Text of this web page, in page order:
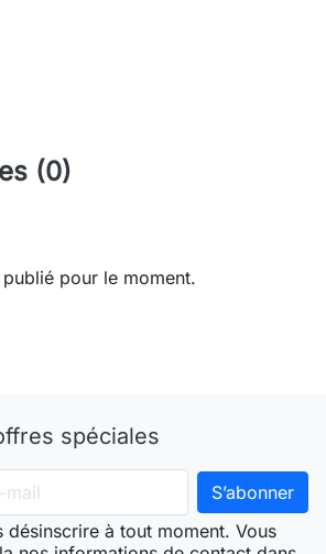
(0)
pour le moment.
spéciales
désinscrire à tout moment. Vous